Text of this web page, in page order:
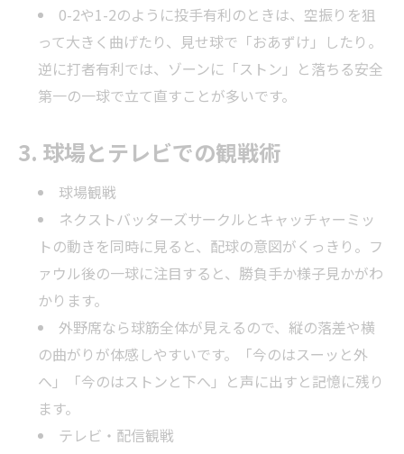
0-2や1-2のように投手有利のときは、空振りを狙
って大きく曲げたり、見せ球で「おあずけ」したり。
逆に打者有利では、ゾーンに「ストン」と落ちる安全
第一の一球で立て直すことが多いです。
3. 球場とテレビでの観戦術
球場観戦
ネクストバッターズサークルとキャッチャーミッ
トの動きを同時に見ると、配球の意図がくっきり。フ
ァウル後の一球に注目すると、勝負手か様子見かがわ
かります。
外野席なら球筋全体が見えるので、縦の落差や横
の曲がりが体感しやすいです。「今のはスーッと外
へ」「今のはストンと下へ」と声に出すと記憶に残り
ます。
テレビ・配信観戦